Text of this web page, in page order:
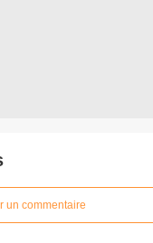
un commentaire